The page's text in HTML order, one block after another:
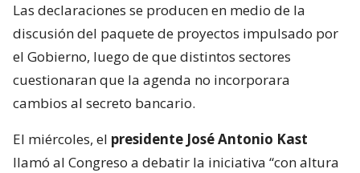
Las declaraciones se producen en medio de la
discusión del paquete de proyectos impulsado por
el Gobierno, luego de que distintos sectores
cuestionaran que la agenda no incorporara
cambios al secreto bancario.
El miércoles, el presidente José Antonio Kast
llamó al Congreso a debatir la iniciativa “con altura